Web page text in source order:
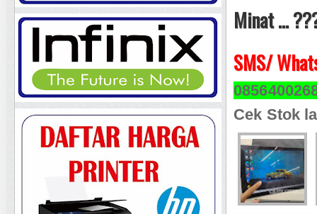
Minat ...
SMS/
Cek Stok